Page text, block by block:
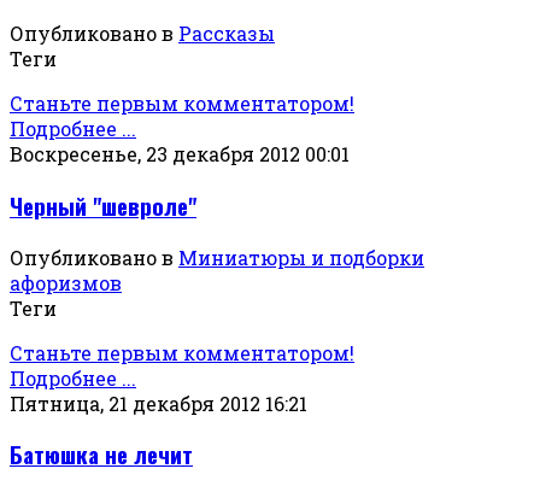
Опубликовано в Рассказы
Теги
Станьте первым комментатором!
Подробнее ...
Воскресенье, 23 декабря 2012 00:01
Черный "шевроле"
Опубликовано в Миниатюры и подборки
афоризмов
Теги
Станьте первым комментатором!
Подробнее ...
Пятница, 21 декабря 2012 16:21
Батюшка не лечит